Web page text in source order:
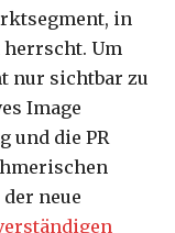
in
Um
nur sichtbar zu
Image
und die PR
neue